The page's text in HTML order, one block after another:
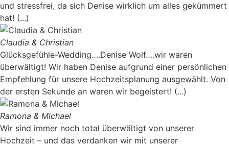
und stressfrei, da sich Denise wirklich um alles gekümmert
hat! (...)
Claudia & Christian
Glücksgefühle-Wedding….Denise Wolf….wir waren
überwältigt! Wir haben Denise aufgrund einer persönlichen
Empfehlung für unsere Hochzeitsplanung ausgewählt. Von
der ersten Sekunde an waren wir begeistert! (...)
Ramona & Michael
Wir sind immer noch total überwältigt von unserer
Hochzeit – und das verdanken wir mit unserer